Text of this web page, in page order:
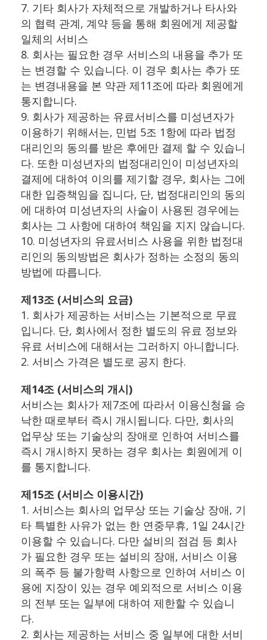
7. 기타 회사가 자체적으로 개발하거나 타사와
의 협력 관계, 계약 등을 통해 회원에게 제공할
일체의 서비스
8. 회사는 필요한 경우 서비스의 내용을 추가 또
는 변경할 수 있습니다. 이 경우 회사는 추가 또
는 변경내용을 본 약관 제11조에 따라 회원에게
통지합니다.
9. 회사가 제공하는 유료서비스를 미성년자가
이용하기 위해서는, 민법 5조 1항에 따라 법정
대리인의 동의를 받은 후에만 결제 할 수 있습니
다. 또한 미성년자의 법정대리인이 미성년자의
결제에 대하여 이의를 제기할 경우, 회사는 그에
대한 입증책임을 집니다, 단, 법정대리인의 동의
에 대하여 미성년자의 사술이 사용된 경우에는
회사는 그 사항에 대하여 책임을 지지 않습니다.
10. 미성년자의 유료서비스 사용을 위한 법정대
리인의 동의방법은 회사가 정하는 소정의 동의
방법에 따릅니다.
제13조 (서비스의 요금)
1. 회사가 제공하는 서비스는 기본적으로 무료
입니다. 단, 회사에서 정한 별도의 유료 정보와
유료 서비스에 대해서는 그러하지 아니합니다.
2. 서비스 가격은 별도로 공지 한다.
제14조 (서비스의 개시)
서비스는 회사가 제7조에 따라서 이용신청을 승
낙한 때로부터 즉시 개시됩니다. 다만, 회사의
업무상 또는 기술상의 장애로 인하여 서비스를
즉시 개시하지 못하는 경우 회사는 회원에게 이
를 통지합니다.
제15조 (서비스 이용시간)
1. 서비스는 회사의 업무상 또는 기술상 장애, 기
타 특별한 사유가 없는 한 연중무휴, 1일 24시간
이용할 수 있습니다. 다만 설비의 점검 등 회사
가 필요한 경우 또는 설비의 장애, 서비스 이용
의 폭주 등 불가항력 사항으로 인하여 서비스 이
용에 지장이 있는 경우 예외적으로 서비스 이용
의 전부 또는 일부에 대하여 제한할 수 있습니
다.
2. 회사는 제공하는 서비스 중 일부에 대한 서비